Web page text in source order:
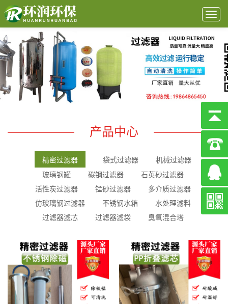
产品中心
精密过滤器 袋式过滤器
机械过滤器
玻璃钢罐
碳钢过滤器
石英砂过滤器
活性炭过滤器
锰砂过滤器
多介质过滤器
仿玻璃钢过滤器
不锈钢水箱
水处理滤料
过滤器滤芯
过滤器滤袋 臭氧混合塔